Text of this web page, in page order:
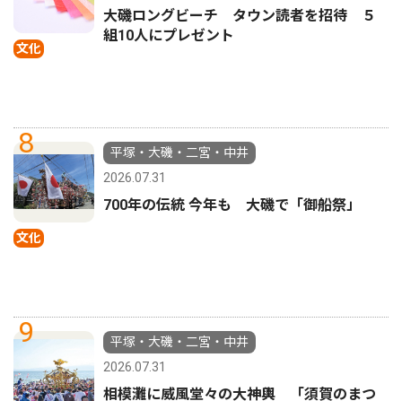
文化
大磯ロングビーチ タウン読者を招待 ５
組10人にプレゼント
8
文化
平塚・大磯・二宮・中井
2026.07.31
700年の伝統 今年も 大磯で「御船祭」
9
平塚・大磯・二宮・中井
2026.07.31
相模灘に威風堂々の大神輿 「須賀のまつ